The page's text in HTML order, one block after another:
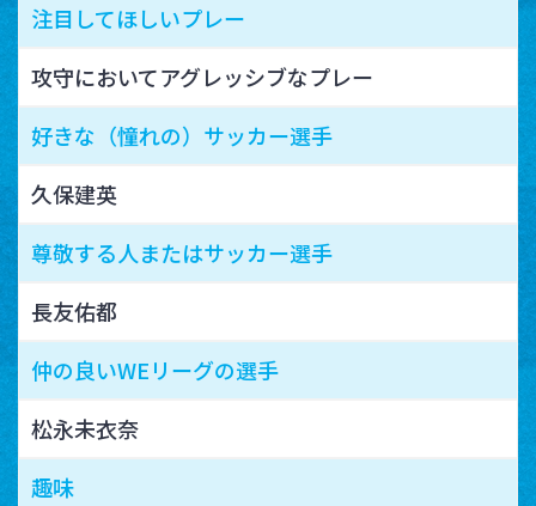
注目してほしいプレー
攻守においてアグレッシブなプレー
好きな（憧れの）サッカー選手
久保建英
尊敬する人またはサッカー選手
長友佑都
仲の良いWEリーグの選手
松永未衣奈
趣味